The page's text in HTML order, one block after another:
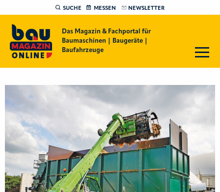
SUCHE MESSEN NEWSLETTER
Das Magazin & Fachportal für
Baumaschinen | Baugeräte |
Baufahrzeuge